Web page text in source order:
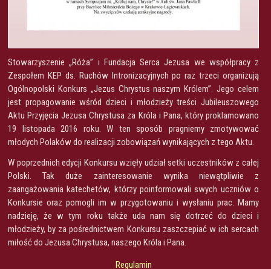
Stowarzyszenie „Róża” i Fundacja Serca Jezusa we współpracy z
Zespołem KEP ds. Ruchów Intronizacyjnych po raz trzeci organizują
Ogólnopolski Konkurs „Jezus Chrystus naszym Królem”. Jego celem
jest propagowanie wśród dzieci i młodzieży treści Jubileuszowego
Aktu Przyjęcia Jezusa Chrystusa za Króla i Pana, który proklamowano
19 listopada 2016 roku. W ten sposób pragniemy zmotywować
młodych Polaków do realizacji zobowiązań wynikających z tego Aktu.
W poprzednich edycji Konkursu wzięły udział setki uczestników z całej
Polski. Tak duże zainteresowanie wynika niewątpliwie z
zaangażowania katechetów, którzy poinformowali swych uczniów o
Konkursie oraz pomogli im w przygotowaniu i wysłaniu prac. Mamy
nadzieję, że w tym roku także uda nam się dotrzeć do dzieci i
młodzieży, by za pośrednictwem Konkursu zaszczepiać w ich sercach
miłość do Jezusa Chrystusa, naszego Króla i Pana.
Regulamin